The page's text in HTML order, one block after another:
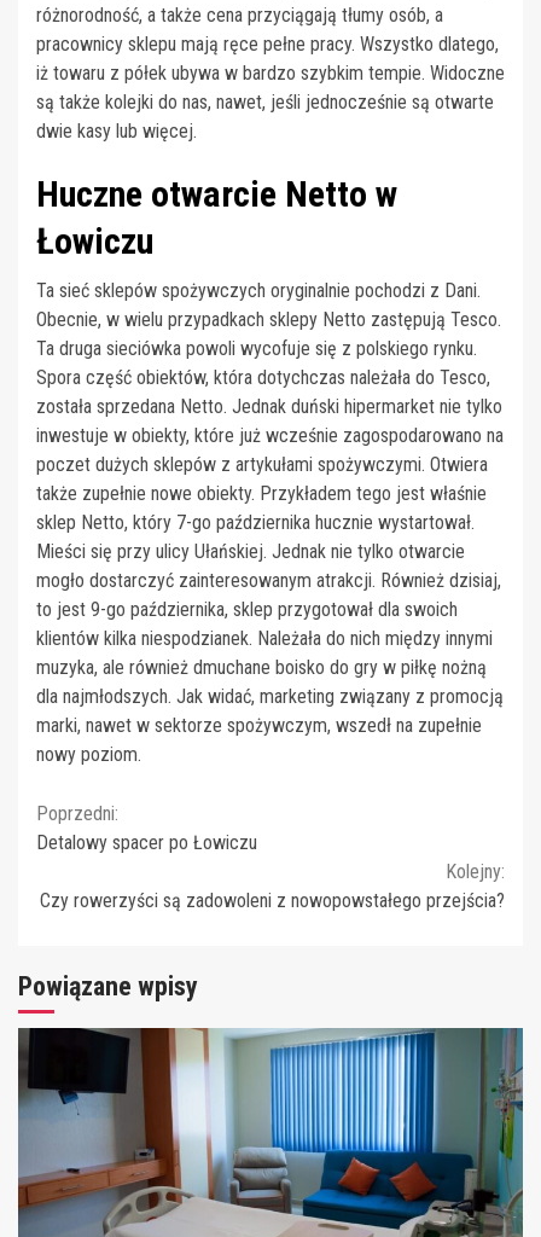
różnorodność, a także cena przyciągają tłumy osób, a
pracownicy sklepu mają ręce pełne pracy. Wszystko dlatego,
iż towaru z półek ubywa w bardzo szybkim tempie. Widoczne
są także kolejki do nas, nawet, jeśli jednocześnie są otwarte
dwie kasy lub więcej.
Huczne otwarcie Netto w
Łowiczu
Ta sieć sklepów spożywczych oryginalnie pochodzi z Dani.
Obecnie, w wielu przypadkach sklepy Netto zastępują Tesco.
Ta druga sieciówka powoli wycofuje się z polskiego rynku.
Spora część obiektów, która dotychczas należała do Tesco,
została sprzedana Netto. Jednak duński hipermarket nie tylko
inwestuje w obiekty, które już wcześnie zagospodarowano na
poczet dużych sklepów z artykułami spożywczymi. Otwiera
także zupełnie nowe obiekty. Przykładem tego jest właśnie
sklep Netto, który 7-go października hucznie wystartował.
Mieści się przy ulicy Ułańskiej. Jednak nie tylko otwarcie
mogło dostarczyć zainteresowanym atrakcji. Również dzisiaj,
to jest 9-go października, sklep przygotował dla swoich
klientów kilka niespodzianek. Należała do nich między innymi
muzyka, ale również dmuchane boisko do gry w piłkę nożną
dla najmłodszych. Jak widać, marketing związany z promocją
marki, nawet w sektorze spożywczym, wszedł na zupełnie
nowy poziom.
Continue
Poprzedni:
Detalowy spacer po Łowiczu
Kolejny:
Czy rowerzyści są zadowoleni z nowopowstałego przejścia?
Powiązane wpisy